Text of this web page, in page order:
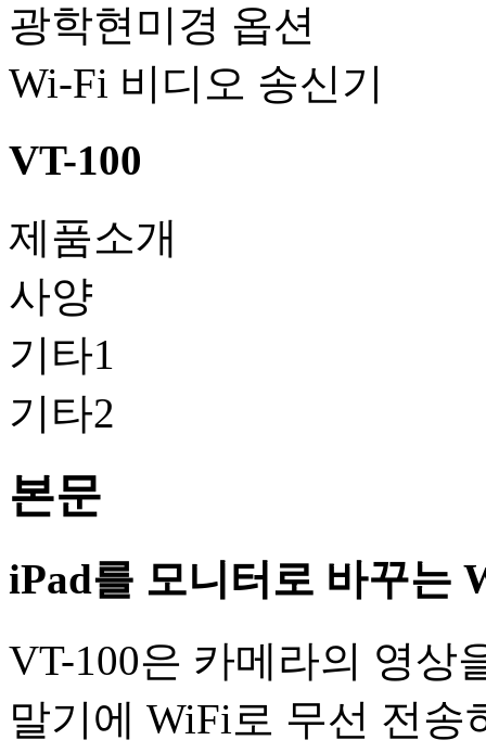
광학현미경 옵션
Wi-Fi 비디오 송신기
VT-100
제품소개
사양
기타1
기타2
본문
iPad를 모니터로 바꾸는
VT-100은 카메라의 영상
말기에 WiFi로 무선 전